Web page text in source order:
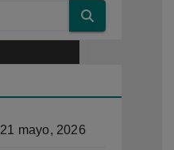
21 mayo, 2026